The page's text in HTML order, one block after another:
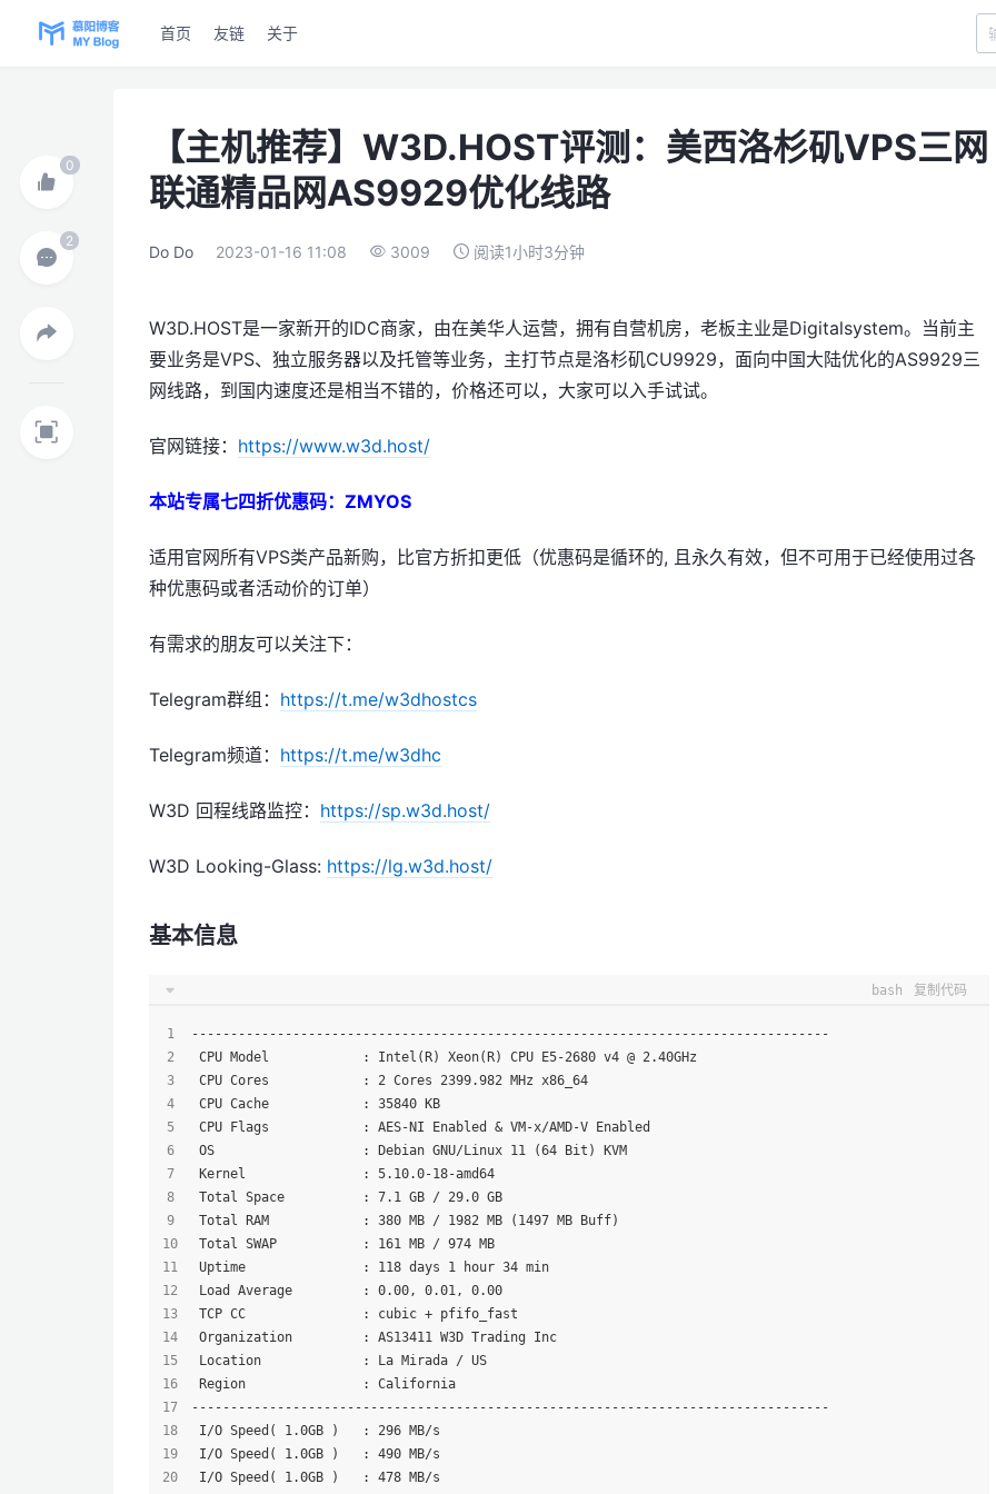
首页 友链 关于
【主机推荐】W3D.HOST评测：美西洛杉矶VPS三网
联通精品网AS9929优化线路
Do Do 2023-01-16 11:08 3009 阅读1小时3分钟
W3D.HOST是一家新开的IDC商家，由在美华人运营，拥有自营机房，老板主业是Digitalsystem。当前主
要业务是VPS、独立服务器以及托管等业务，主打节点是洛杉矶CU9929，面向中国大陆优化的AS9929三
网线路，到国内速度还是相当不错的，价格还可以，大家可以入手试试。
官网链接： https://www.w3d.host/
本站专属七四折优惠码：ZMYOS
适用官网所有VPS类产品新购，比官方折扣更低（优惠码是循环的, 且永久有效，但不可用于已经使用过各
种优惠码或者活动价的订单）
有需求的朋友可以关注下：
Telegram群组： https://t.me/w3dhostcs
Telegram频道： https://t.me/w3dhc
W3D 回程线路监控： https://sp.w3d.host/
W3D Looking-Glass: https://lg.w3d.host/
基本信息
bash 复制代码
----------------------------------------------------------------------------------
CPU Model            : Intel(R) Xeon(R) CPU E5-2680 v4 @ 2.40GHz
CPU Cores            : 2 Cores 2399.982 MHz x86_64
CPU Cache            : 35840 KB
CPU Flags            : AES-NI Enabled & VM-x/AMD-V Enabled
OS                   : Debian GNU/Linux 11 (64 Bit) KVM
Kernel               : 5.10.0-18-amd64
Total Space          : 7.1 GB / 29.0 GB
Total RAM            : 380 MB / 1982 MB (1497 MB Buff)
Total SWAP           : 161 MB / 974 MB
Uptime               : 118 days 1 hour 34 min
Load Average         : 0.00, 0.01, 0.00
TCP CC               : cubic + pfifo_fast
Organization         : AS13411 W3D Trading Inc
Location             : La Mirada / US
Region               : California
----------------------------------------------------------------------------------
I/O Speed( 1.0GB )   : 296 MB/s
I/O Speed( 1.0GB )   : 490 MB/s
I/O Speed( 1.0GB )   : 478 MB/s